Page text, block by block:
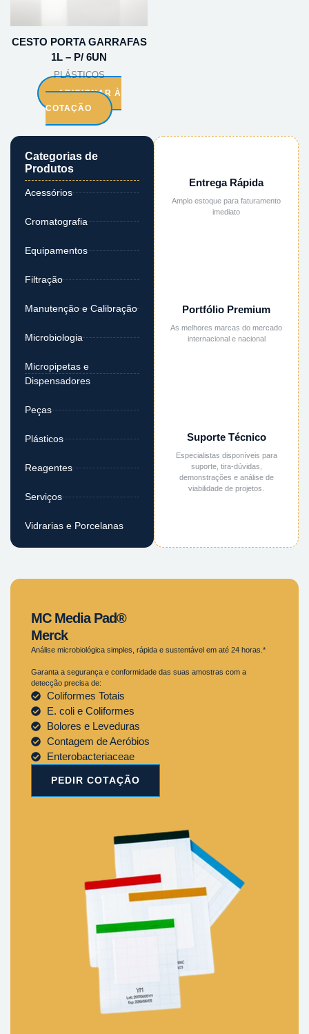
Categorias de
Produtos
Acessórios
Cromatografia
Equipamentos
Filtração
Manutenção e Calibração
Microbiologia
Micropipetas e
Dispensadores
Peças
Plásticos
Reagentes
Serviços
Vidrarias e Porcelanas
Entrega Rápida
Amplo estoque para faturamento
imediato
Portfólio Premium
As melhores marcas do mercado
internacional e nacional
Suporte Técnico
Especialistas disponíveis para
suporte, tira-dúvidas,
demonstrações e análise de
viabilidade de projetos.
CESTO PORTA GARRAFAS
1L – P/ 6UN
PLÁSTICOS
ADICIONAR À
COTAÇÃO
MC Media Pad®
Merck
Análise microbiológica simples, rápida e sustentável em até 24 horas.*
Garanta a segurança e conformidade das suas amostras com a
detecção precisa de:
Coliformes Totais
E. coli e Coliformes
Bolores e Leveduras
Contagem de Aeróbios
Enterobacteriaceae
PEDIR COTAÇÃO